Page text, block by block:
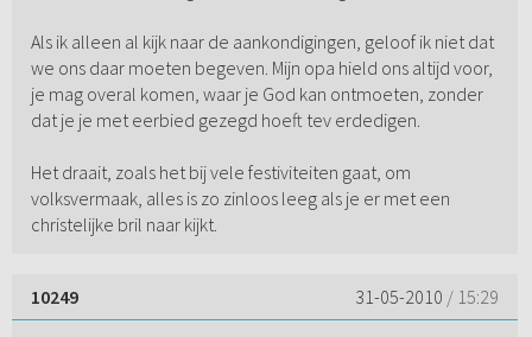
Als ik alleen al kijk naar de aankondigingen, geloof ik niet dat
we ons daar moeten begeven. Mijn opa hield ons altijd voor,
je mag overal komen, waar je God kan ontmoeten, zonder
dat je je met eerbied gezegd hoeft tev erdedigen.
Het draait, zoals het bij vele festiviteiten gaat, om
volksvermaak, alles is zo zinloos leeg als je er met een
christelijke bril naar kijkt.
10249 31-05-2010 / 15:29